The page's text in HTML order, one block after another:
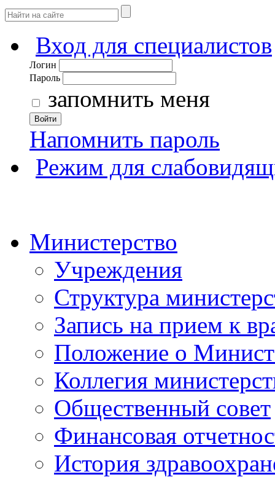
Вход для специалистов
Логин
Пароль
запомнить меня
Войти
Напомнить пароль
Режим для
Министерство
Учреждения
Структура
Запись на прием к
Положение о
Коллегия
Общественный совет
Финансовая
История